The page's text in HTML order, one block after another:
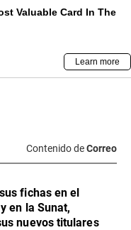
Contenido deCorreo
fichas en el
en la Sunat,
nuevos titulares